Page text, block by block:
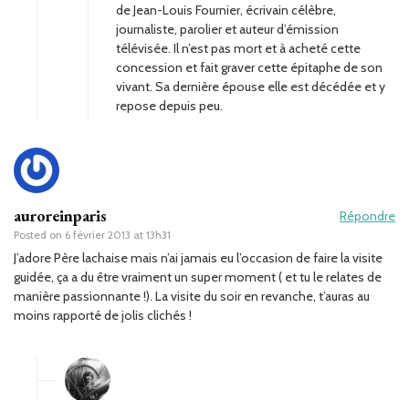
de Jean-Louis Fournier, écrivain célèbre,
journaliste, parolier et auteur d’émission
télévisée. Il n’est pas mort et à acheté cette
concession et fait graver cette épitaphe de son
vivant. Sa dernière épouse elle est décédée et y
repose depuis peu.
auroreinparis
Posted on 6 février 2013 at 13h31
Répondre
J’adore Père lachaise mais n’ai jamais eu l’occasion de faire la visite
guidée, ça a du être vraiment un super moment ( et tu le relates de
manière passionnante !). La visite du soir en revanche, t’auras au
moins rapporté de jolis clichés !